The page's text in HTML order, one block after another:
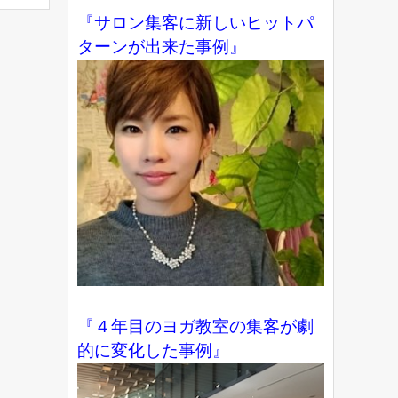
『サロン集客に新しいヒットパ
ターンが出来た事例』
『４年目のヨガ教室の集客が劇
的に変化した事例』